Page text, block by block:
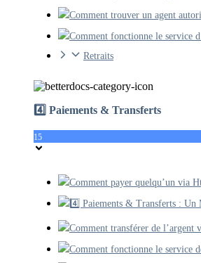
Comment trouver un agent
Comment fonctionne le service
Retraits
4️⃣ Paiements & Transferts
15
Comment payer quelqu’un via
4️⃣ Paiements & Transferts : Un
Comment transférer de l’argent
Comment fonctionne le service